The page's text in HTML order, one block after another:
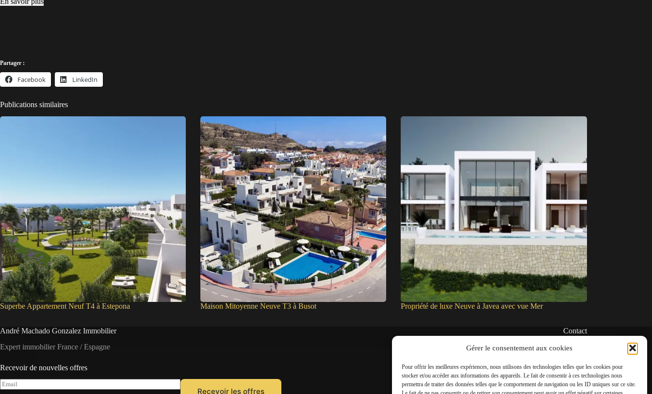
Gérer le consentement aux cookies
Pour offrir les meilleures expériences, nous utilisons des technologies telles que les cookies pour
stocker et/ou accéder aux informations des appareils. Le fait de consentir à ces technologies nous
permettra de traiter des données telles que le comportement de navigation ou les ID uniques sur ce site.
Partager :
Facebook LinkedIn
Publications similaires
Superbe Appartement Neuf T4 à Estepona Maison Mitoyenne Neuve T3 à Busot Propriété de luxe Neuve à Javea avec vue Mer
André Machado Gonzalez Immobilier
Expert immobilier France / Espagne
Recevoir de nouvelles offres
E
m
Recevoir les offres
Contact
✆06 22 39 73 24
✉contact@amgh-immobilier.com